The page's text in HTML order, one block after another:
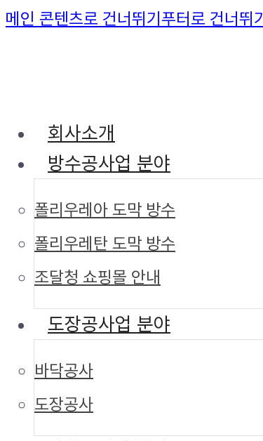
메인 콘텐츠로 건너뛰기 푸터로 건너뛰기
회사소개
방수공사업 분야
폴리우레아 도막 방수
폴리우레탄 도막 방수
조달청 쇼핑몰 안내
도장공사업 분야
바닥공사
도장공사